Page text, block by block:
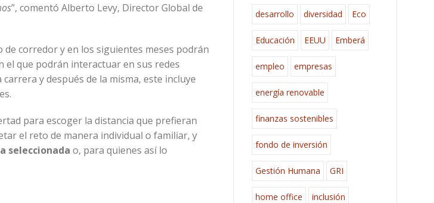
”, comentó Alberto Levy, Director Global de
corredor y en los siguientes meses podrán
el que podrán interactuar en sus redes
y después de la misma, este incluye
para escoger la distancia que prefieran
el reto de manera individual o familiar, y
seleccionada o, para quienes así lo
desarrollo diversidad Eco
Educación EEUU Emberá
empleo empresas
energía renovable
finanzas sostenibles
fondo de inversión
Gestión Humana GRI
home office inclusión